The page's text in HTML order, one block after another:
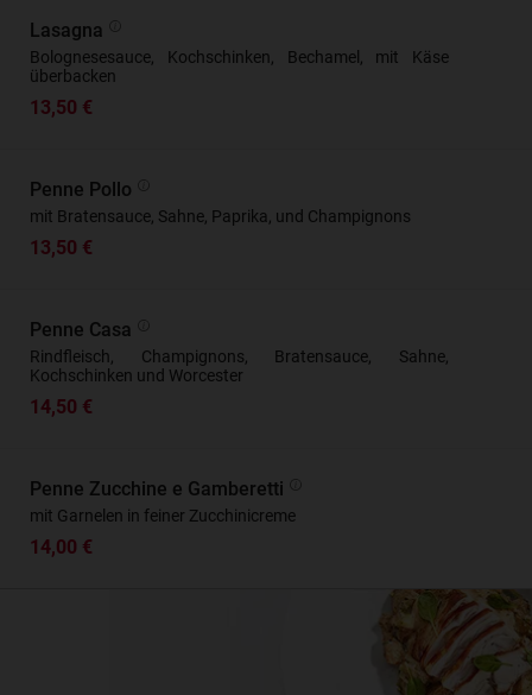
Lasagna
Bolognesesauce, Kochschinken, Bechamel, mit Käse
überbacken
13,50 €
Penne Pollo
mit Bratensauce, Sahne, Paprika, und Champignons
13,50 €
Penne Casa
Rindfleisch, Champignons, Bratensauce, Sahne,
Kochschinken und Worcester
14,50 €
Penne Zucchine e Gamberetti
mit Garnelen in feiner Zucchinicreme
14,00 €